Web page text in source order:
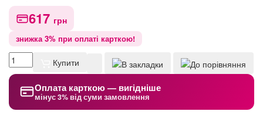
617 грн
знижка 3% при оплаті карткою!
Купити
Оплата карткою — вигідніше
мінус 3% від суми замовлення